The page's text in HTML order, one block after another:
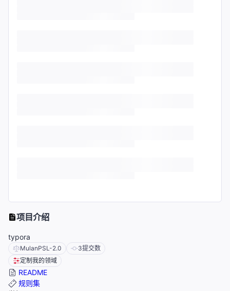
项目介绍
typora
MulanPSL-2.0 3提交数
定制我的领域
README
规则集